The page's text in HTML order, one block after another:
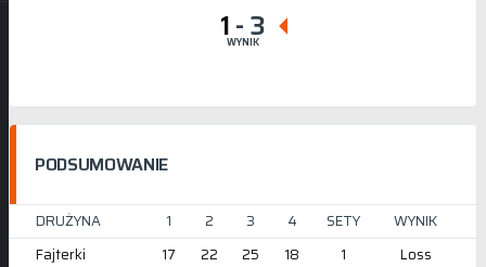
1-3
WYNIK
PODSUMOWANIE
DRUŻYNA 1 2 3 4 SETY
WYNIK
Fajterki
17 22 25 18 1
Loss